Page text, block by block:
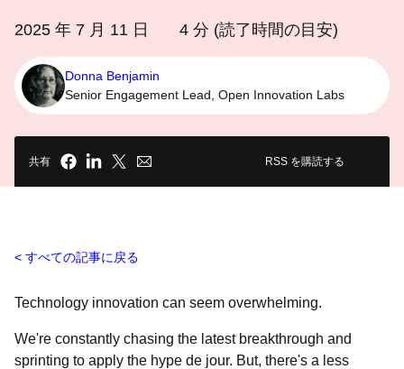
さ2025 年 7 月 11 日 4 分 (読了時間の目安)
Donna Benjamin
Senior Engagement Lead, Open Innovation Labs
共有 RSS を購読する
すべての記事に戻る
Technology innovation can seem overwhelming.
We're constantly chasing the latest breakthrough and
sprinting to apply the hype de jour. But, there's a less